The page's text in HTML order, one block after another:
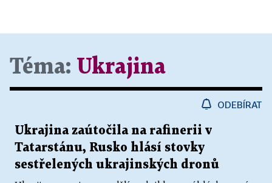
Téma: Ukrajina
ODEBÍRAT
Ukrajina zaútočila na rafinerii v
Tatarstánu, Rusko hlásí stovky
sestřelených ukrajinských dronů